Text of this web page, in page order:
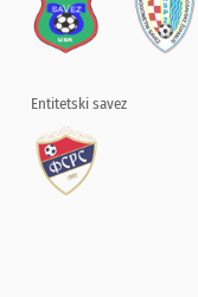
Entitetski savez